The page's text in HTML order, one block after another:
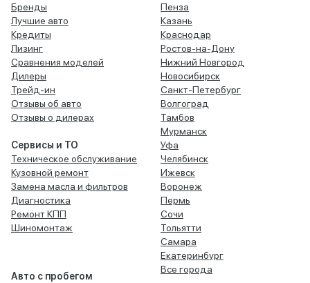
Бренды
Лучшие авто
Кредиты
Лизинг
Сравнения моделей
Дилеры
Трейд-ин
Отзывы об авто
Отзывы о дилерах
Сервисы и ТО
Техническое обслуживание
Кузовной ремонт
Замена масла и фильтров
Диагностика
Ремонт КПП
Шиномонтаж
Авто с пробегом
Пенза
Казань
Краснодар
Ростов-на-Дону
Нижний Новгород
Новосибирск
Санкт-Петербург
Волгоград
Тамбов
Мурманск
Уфа
Челябинск
Ижевск
Воронеж
Пермь
Сочи
Тольятти
Самара
Екатеринбург
Все города